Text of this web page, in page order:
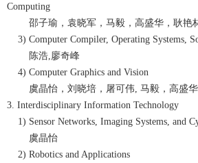
Computing
邵子瑜，袁晓军，马毅，高盛华，耿艳
3) Computer Compiler, Operating Systems,
陈浩,廖奇峰
4) Computer Graphics and Vision
虞晶怡，刘晓培，屠可伟, 马毅，高盛华
3. Interdisciplinary Information Technology
1) Sensor Networks, Imaging Systems, and
虞晶怡
2) Robotics and Applications